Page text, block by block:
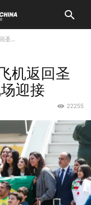
圣...
机返回圣
迎接
22255